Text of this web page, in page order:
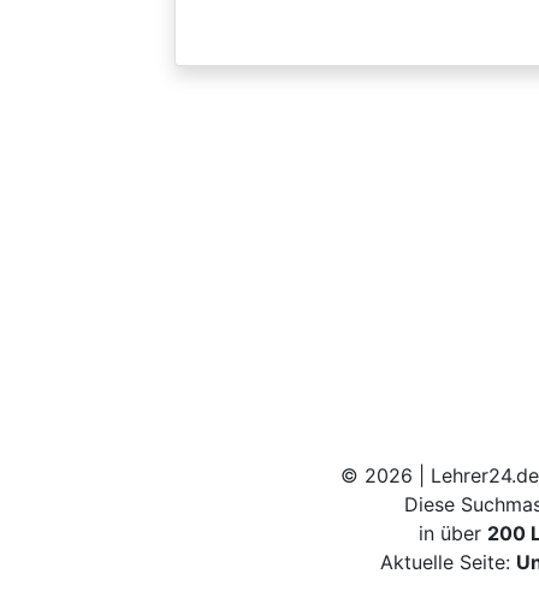
© 2026 |
Diese
in über 200
Aktuelle Seite: